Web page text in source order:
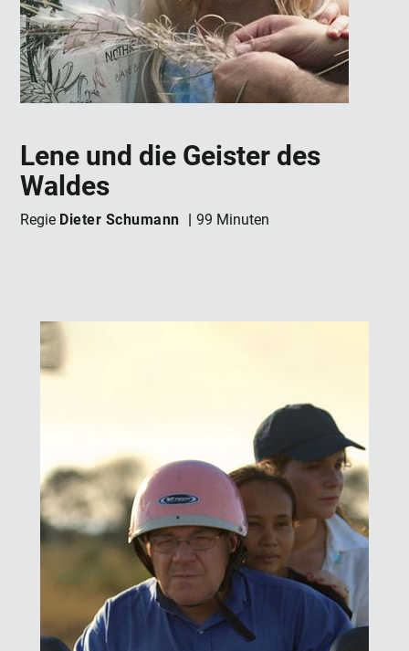
Lene und die Geister des
Waldes
Regie Dieter Schumann 99 Minuten